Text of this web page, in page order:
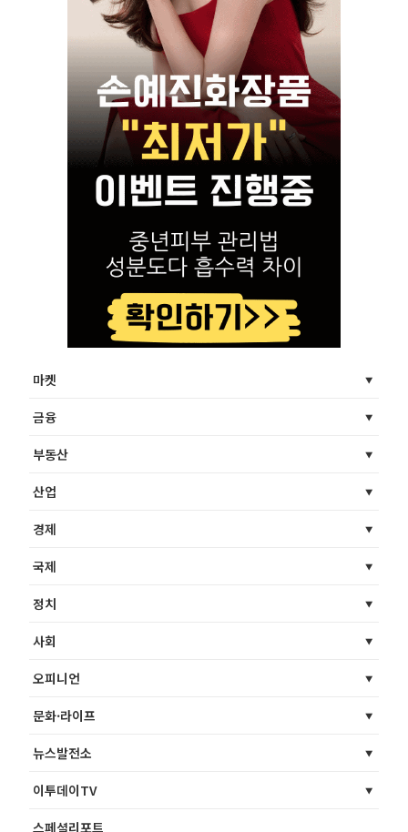
마켓
금융
부동산
산업
경제
국제
정치
사회
오피니언
문화·라이프
뉴스발전소
이투데이TV
스페셜리포트